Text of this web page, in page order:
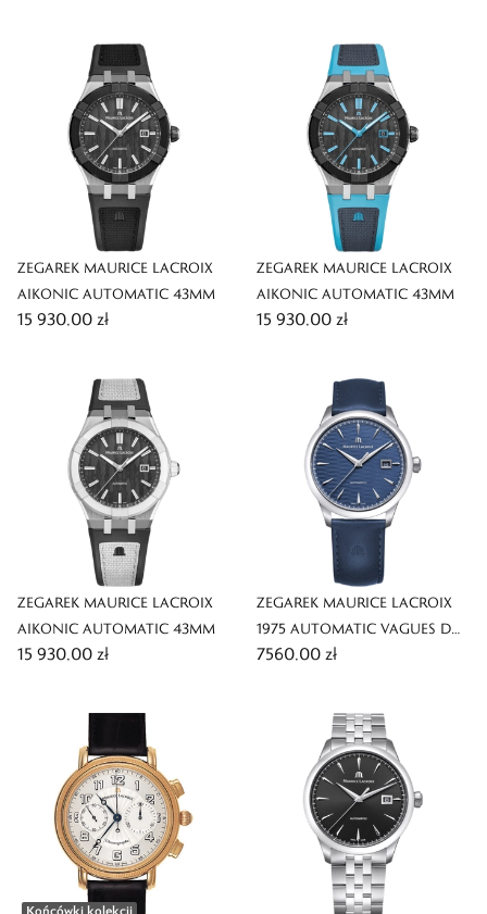
ZEGAREK MAURICE LACROIX
AIKONIC AUTOMATIC 43MM
15 930,00 zł
ZEGAREK MAURICE LACROIX
AIKONIC AUTOMATIC 43MM
15 930,00 zł
ZEGAREK MAURICE LACROIX
AIKONIC AUTOMATIC 43MM
15 930,00 zł
ZEGAREK MAURICE LACROIX
1975 AUTOMATIC VAGUES DU
JURA BLUE 40MM LIMITED
7560,00 zł
Końcówki kolekcji